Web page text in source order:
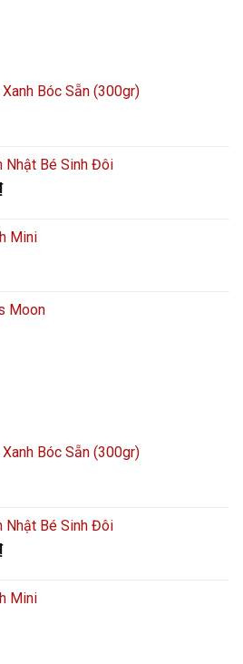
Bóc Sẵn (300gr)
Nhật Bé Sinh Đôi
Mini
Moon
Bóc Sẵn (300gr)
Nhật Bé Sinh Đôi
Mini